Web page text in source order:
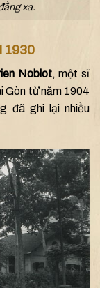
xa.
1930
Noblot, một sĩ
Gòn từ năm 1904
đã ghi lại nhiều